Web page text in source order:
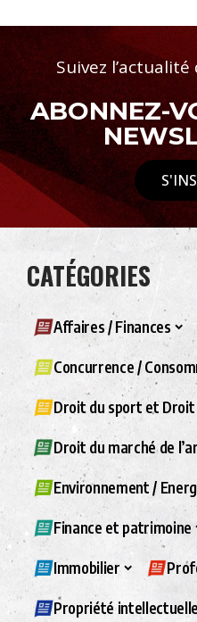
Suivez
ABONNEZ-
CATÉGORIES
Affaires / Finances
Concurrence /
Droit du sport et Droit
Droit du marché de
Environnement /
Finance et patrimoine
Immobilier
Propriété